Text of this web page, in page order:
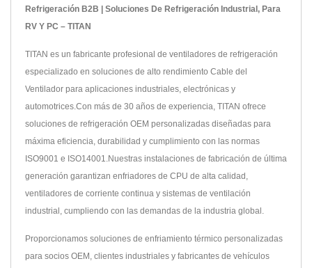
Refrigeración B2B | Soluciones De Refrigeración Industrial, Para
RV Y PC – TITAN
TITAN es un fabricante profesional de ventiladores de refrigeración
especializado en soluciones de alto rendimiento Cable del
Ventilador para aplicaciones industriales, electrónicas y
automotrices.Con más de 30 años de experiencia, TITAN ofrece
soluciones de refrigeración OEM personalizadas diseñadas para
máxima eficiencia, durabilidad y cumplimiento con las normas
ISO9001 e ISO14001.Nuestras instalaciones de fabricación de última
generación garantizan enfriadores de CPU de alta calidad,
ventiladores de corriente continua y sistemas de ventilación
industrial, cumpliendo con las demandas de la industria global.
Proporcionamos soluciones de enfriamiento térmico personalizadas
para socios OEM, clientes industriales y fabricantes de vehículos